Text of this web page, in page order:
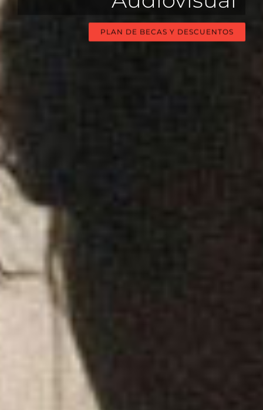
PLAN DE BECAS Y DESCUENTOS